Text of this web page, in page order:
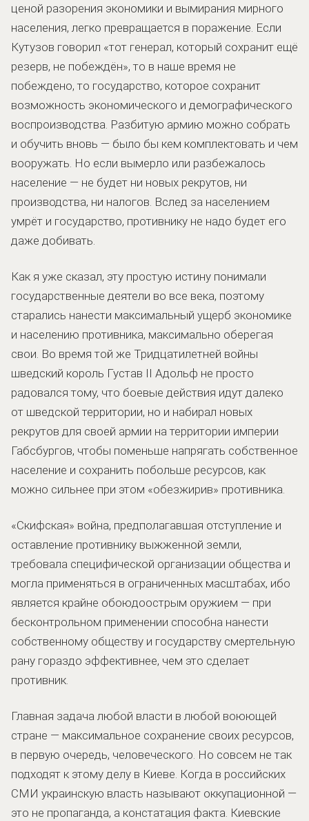
ценой разорения экономики и вымирания мирного
населения, легко превращается в поражение. Если
Кутузов говорил «тот генерал, который сохранит ещё
резерв, не побеждён», то в наше время не
побеждено, то государство, которое сохранит
возможность экономического и демографического
воспроизводства. Разбитую армию можно собрать
и обучить вновь — было бы кем комплектовать и чем
вооружать. Но если вымерло или разбежалось
население — не будет ни новых рекрутов, ни
производства, ни налогов. Вслед за населением
умрёт и государство, противнику не надо будет его
даже добивать.
Как я уже сказал, эту простую истину понимали
государственные деятели во все века, поэтому
старались нанести максимальный ущерб экономике
и населению противника, максимально оберегая
свои. Во время той же Тридцатилетней войны
шведский король Густав II Адольф не просто
радовался тому, что боевые действия идут далеко
от шведской территории, но и набирал новых
рекрутов для своей армии на территории империи
Габсбургов, чтобы поменьше напрягать собственное
население и сохранить побольше ресурсов, как
можно сильнее при этом «обезжирив» противника.
«Скифская» война, предполагавшая отступление и
оставление противнику выжженной земли,
требовала специфической организации общества и
могла применяться в ограниченных масштабах, ибо
является крайне обоюдоострым оружием — при
бесконтрольном применении способна нанести
собственному обществу и государству смертельную
рану гораздо эффективнее, чем это сделает
противник.
Главная задача любой власти в любой воюющей
стране — максимальное сохранение своих ресурсов,
в первую очередь, человеческого. Но совсем не так
подходят к этому делу в Киеве. Когда в российских
СМИ украинскую власть называют оккупационной —
это не пропаганда, а констатация факта. Киевские